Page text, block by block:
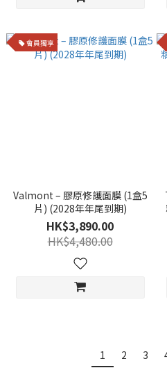
會員獨享
Valmont – 膠原修護面膜 (1盒5
片) (2028年年尾到期)
HK$3,890.00
HK$4,480.00
1 2 3